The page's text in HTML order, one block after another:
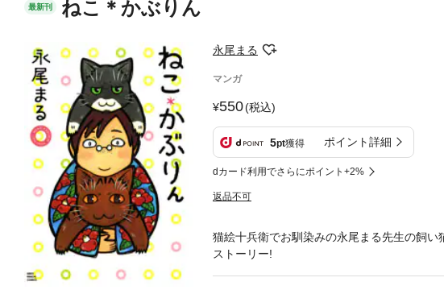
最新刊 ねこ＊かぶりん
永尾まる
マンガ
550(税込)
5pt獲得 ポイント詳細
dカード利用でさらにポイント+2%
返品不可
猫絵十兵衛でお馴染みの永尾まる先生の飼
ストーリー!